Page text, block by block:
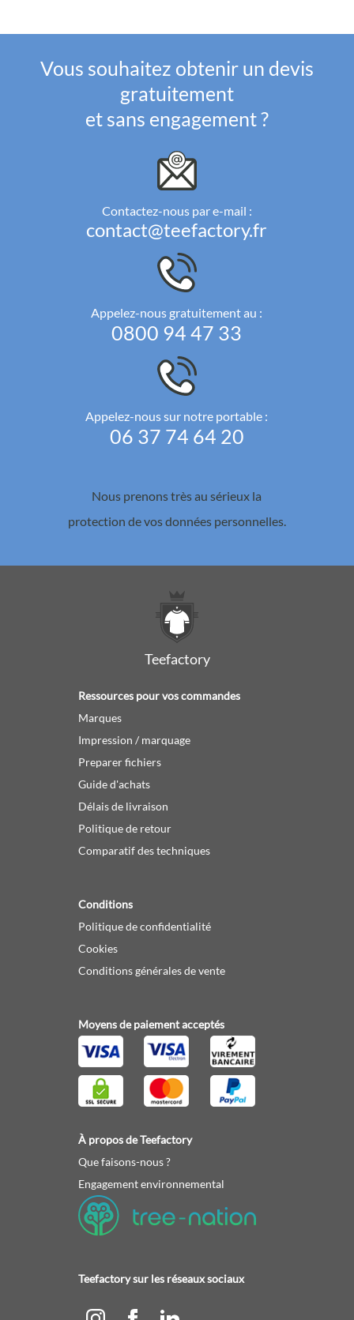
Vous souhaitez obtenir un devis
gratuitement
et sans engagement ?
Contactez-nous par e-mail :
contact@teefactory.fr
Appelez-nous gratuitement au :
0800 94 47 33
Appelez-nous sur notre portable :
06 37 74 64 20
Nous prenons très au sérieux la
protection de vos données personnelles.
Teefactory
Ressources pour vos commandes
Marques
Impression / marquage
Preparer fichiers
Guide d'achats
Délais de livraison
Politique de retour
Comparatif des techniques
Conditions
Politique de confidentialité
Cookies
Conditions générales de vente
Moyens de paiement acceptés
À propos de Teefactory
Que faisons-nous ?
Engagement environnemental
Teefactory sur les réseaux sociaux